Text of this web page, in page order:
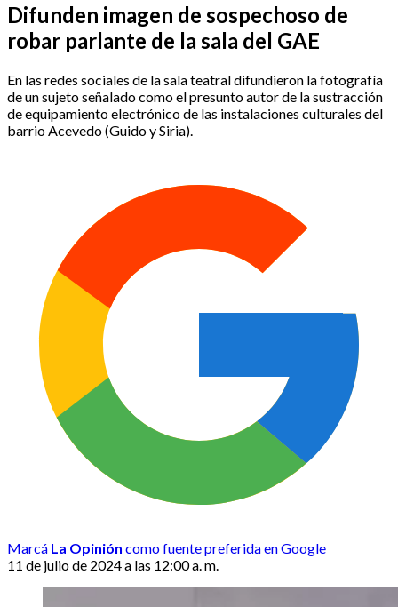
Difunden imagen de sospechoso de
robar parlante de la sala del GAE
En las redes sociales de la sala teatral difundieron la fotografía
de un sujeto señalado como el presunto autor de la sustracción
de equipamiento electrónico de las instalaciones culturales del
barrio Acevedo (Guido y Siria).
Marcá La Opinión como fuente preferida en Google
11 de julio de 2024 a las 12:00 a. m.